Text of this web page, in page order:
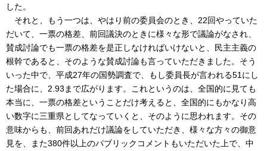
した。
それと、もう一つは、やはり前の委員会のとき、22回やっていた
だいて、一票の格差、前回議決のときに様々な形で議論がなされ、
賛成討論でも一票の格差を是正しなければいけないと、民主主義の
根幹であると、そのような賛成討論も言っていただきました。そう
いった中で、平成27年の国勢調査で、もし委員長が言われる51にし
た場合に、2.93まで広がります。これというのは、全国的に見ても
本当に、一票の格差ということだけ考えると、全国的にもかなり高
い数字に三重県としてなっていくと、そのように思われます。その
意味からも、前回あれだけ議論をしていただき、様々な方々の御意
見を、また380件以上のパブリックコメントもいただいた上で、中